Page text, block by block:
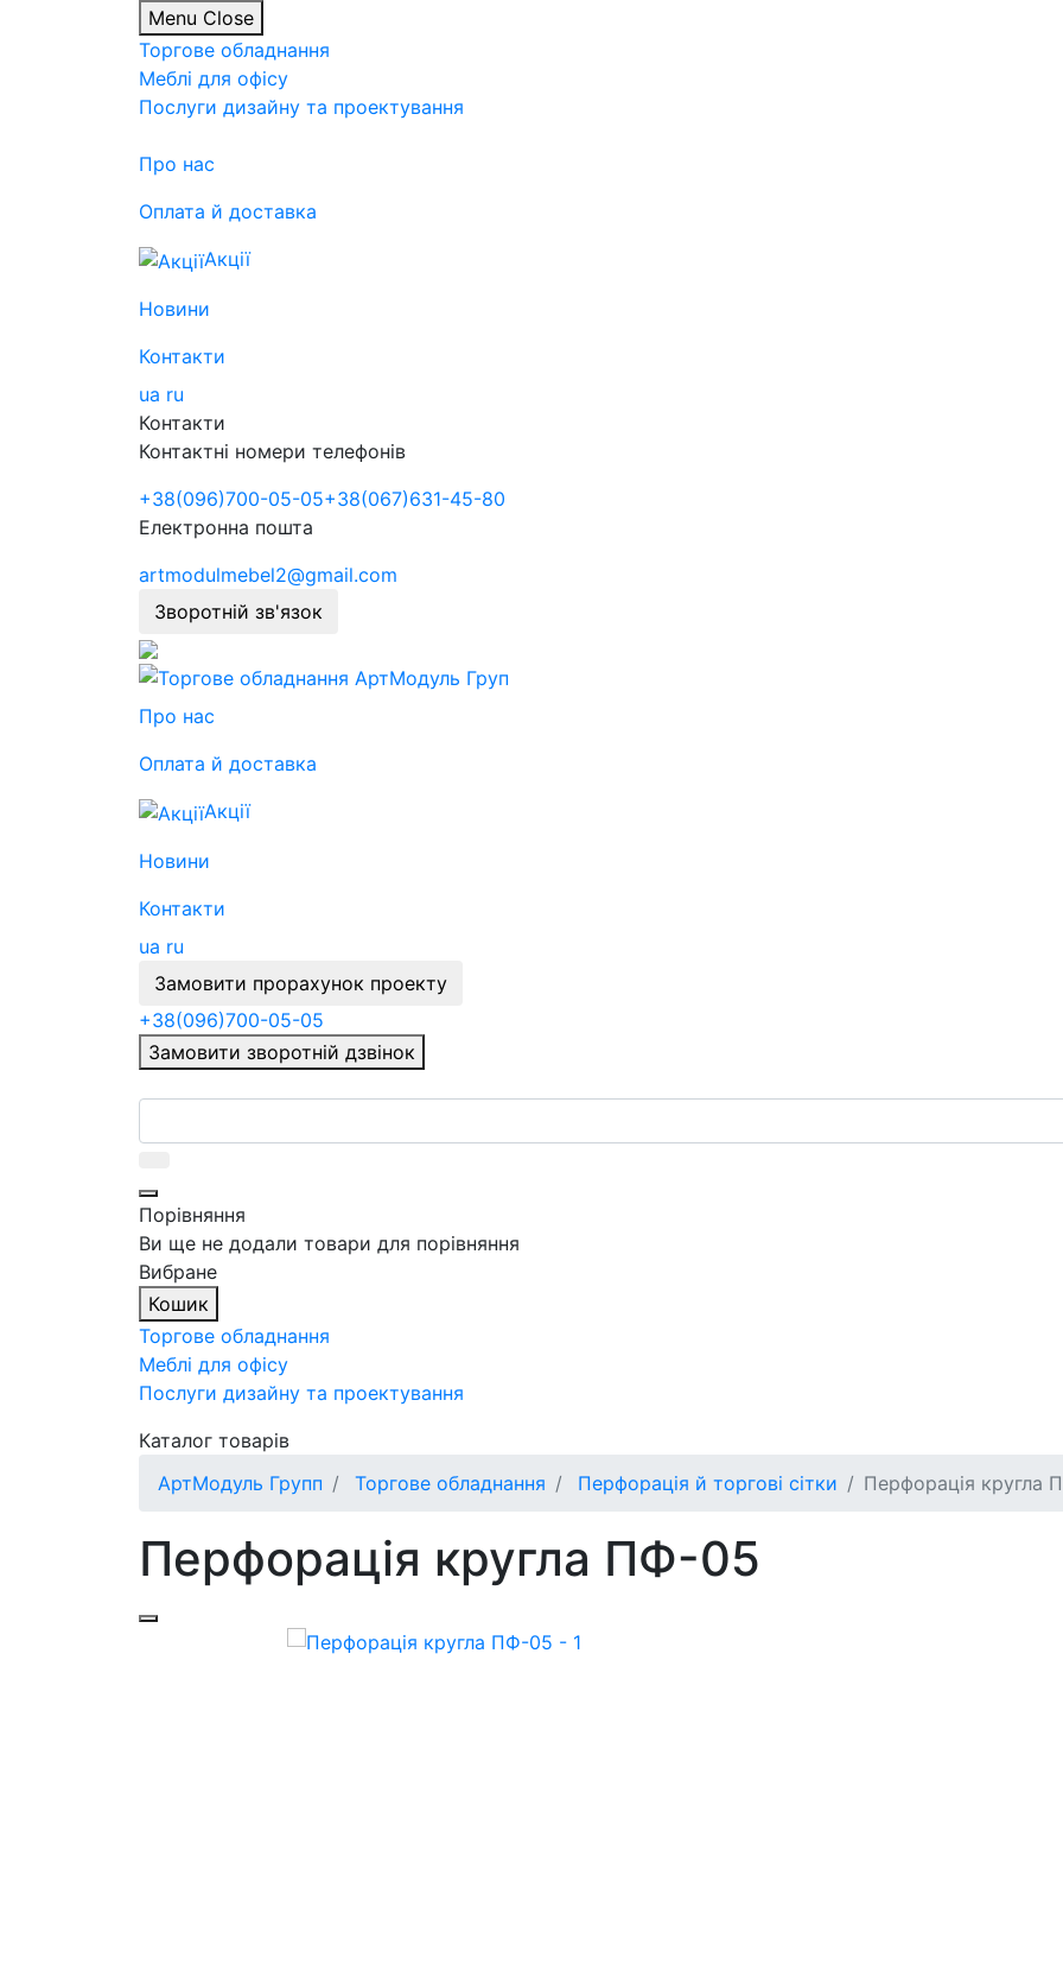
Menu Close
Торгове обладнання
Меблі для офісу
Послуги дизайну та проектування
Про нас
Оплата й доставка
Акції
Новини
Контакти
ua ru
Контакти
Контактні номери телефонів
+38(096)700-05-05+38(067)631-45-80
Електронна пошта
artmodulmebel2@gmail.com
Зворотній зв'язок
Про нас
Оплата й доставка
Акції
Новини
Контакти
ua ru
Замовити прорахунок проекту
+38(096)700-05-05
Замовити зворотній дзвінок
Порівняння
Ви ще не додали товари для порівняння
Вибране
Кошик
Торгове обладнання
Меблі для офісу
Послуги дизайну та проектування
Каталог товарів
АртМодуль Групп
Торгове обладнання Перфорація й торгові сітки Перфорація кругла
Перфорація кругла ПФ-05